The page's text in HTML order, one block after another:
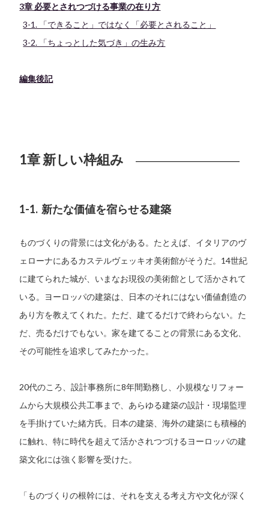
3章 必要とされつづける事業の在り方
3-1. 「できること」ではなく「必要とされること」
3-2. 「ちょっとした気づき」の生み方
編集後記
1章 新しい枠組み
1-1. 新たな価値を宿らせる建築
ものづくりの背景には文化がある。たとえば、イタリアのヴ
ェローナにあるカステルヴェッキオ美術館がそうだ。14世紀
に建てられた城が、いまなお現役の美術館として活かされて
いる。ヨーロッパの建築は、日本のそれにはない価値創造の
あり方を教えてくれた。ただ、建てるだけで終わらない。た
だ、売るだけでもない。家を建てることの背景にある文化、
その可能性を追求してみたかった。
20代のころ、設計事務所に8年間勤務し、小規模なリフォー
ムから大規模公共工事まで、あらゆる建築の設計・現場監理
を手掛けていた緒方氏。日本の建築、海外の建築にも積極的
に触れ、特に時代を超えて活かされつづけるヨーロッパの建
築文化には強く影響を受けた。
「ものづくりの根幹には、それを支える考え方や文化が深く